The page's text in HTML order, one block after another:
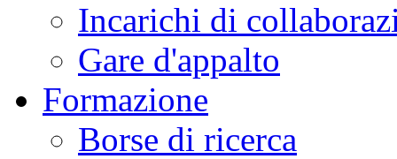
Incarichi di
Gare d'appalto
Formazione
Borse di ricerca